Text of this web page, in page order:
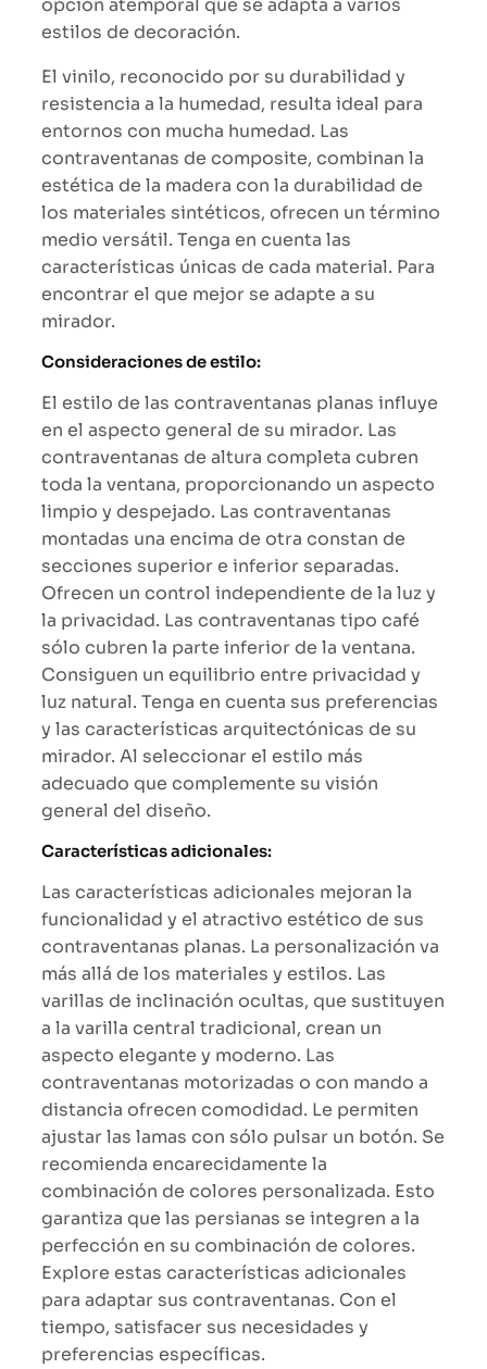
opción atemporal que se adapta a varios
estilos de decoración.
El vinilo, reconocido por su durabilidad y
resistencia a la humedad, resulta ideal para
entornos con mucha humedad. Las
contraventanas de composite, combinan la
estética de la madera con la durabilidad de
los materiales sintéticos, ofrecen un término
medio versátil. Tenga en cuenta las
características únicas de cada material. Para
encontrar el que mejor se adapte a su
mirador.
Consideraciones de estilo:
El estilo de las contraventanas planas influye
en el aspecto general de su mirador. Las
contraventanas de altura completa cubren
toda la ventana, proporcionando un aspecto
limpio y despejado. Las contraventanas
montadas una encima de otra constan de
secciones superior e inferior separadas.
Ofrecen un control independiente de la luz y
la privacidad. Las contraventanas tipo café
sólo cubren la parte inferior de la ventana.
Consiguen un equilibrio entre privacidad y
luz natural. Tenga en cuenta sus preferencias
y las características arquitectónicas de su
mirador. Al seleccionar el estilo más
adecuado que complemente su visión
general del diseño.
Características adicionales:
Las características adicionales mejoran la
funcionalidad y el atractivo estético de sus
contraventanas planas. La personalización va
más allá de los materiales y estilos. Las
varillas de inclinación ocultas, que sustituyen
a la varilla central tradicional, crean un
aspecto elegante y moderno. Las
contraventanas motorizadas o con mando a
distancia ofrecen comodidad. Le permiten
ajustar las lamas con sólo pulsar un botón. Se
recomienda encarecidamente la
combinación de colores personalizada. Esto
garantiza que las persianas se integren a la
perfección en su combinación de colores.
Explore estas características adicionales
para adaptar sus contraventanas. Con el
tiempo, satisfacer sus necesidades y
preferencias específicas.